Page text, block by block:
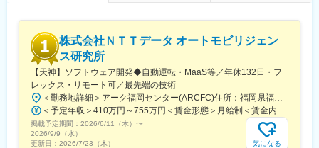
■配属先：
ソフトウェア本部 約80名
■出張：
国内／海外あり
■魅力：
・車載組込みソフト受託で国内最大規模の事業運営に関わること
が出来ます。また、OEM各社と共に自動車開発の業務に参画する
株式会社ＮＴＴデータ オートモビリジェン
ス研究所
【天神】ソフトウェア開発◆自動運転・MaaS等／年休132日・フ
レックス・リモート可／最先端の技術
＜勤務地詳細＞アーク福岡センター(ARCFC)住所：福岡県福岡市中央区天神三丁目4-7 天神旭ビル5F勤務地最寄駅：福岡市営地下鉄空港線／天神駅受動喫煙対策：屋内喫煙可能場所あり変更の範囲：会社の定める事業所
＜予定年収＞410万円～755万円＜賃金形態＞月給制＜賃金内訳＞月額（基本給）：265,100円～620,000円＜月給＞265,100円～620,000円＜昇給有無＞有＜残業手当＞有＜給与補足＞※前職を考慮し、能力・経験を踏まえて決定いたします。■賞与：年2回■給与改定：年1回（4月）賃金はあくまでも目安の金額であり、選考を通じて上下する可能性があります。月給(月額)は固定手当を含めた表記です。
掲載予定期間： 2026/6/11（木） 〜
2026/9/9（水）
更新日： 2026/7/23（木） 気になる